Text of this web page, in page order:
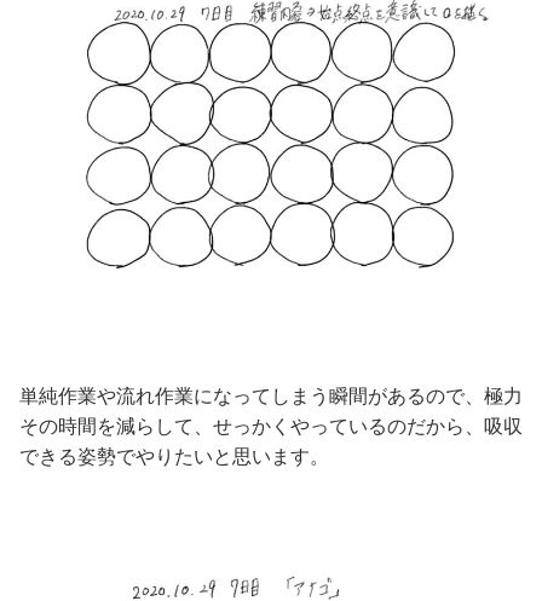
単純作業や流れ作業になってしまう瞬間があるので、極力
その時間を減らして、せっかくやっているのだから、吸収
できる姿勢でやりたいと思います。